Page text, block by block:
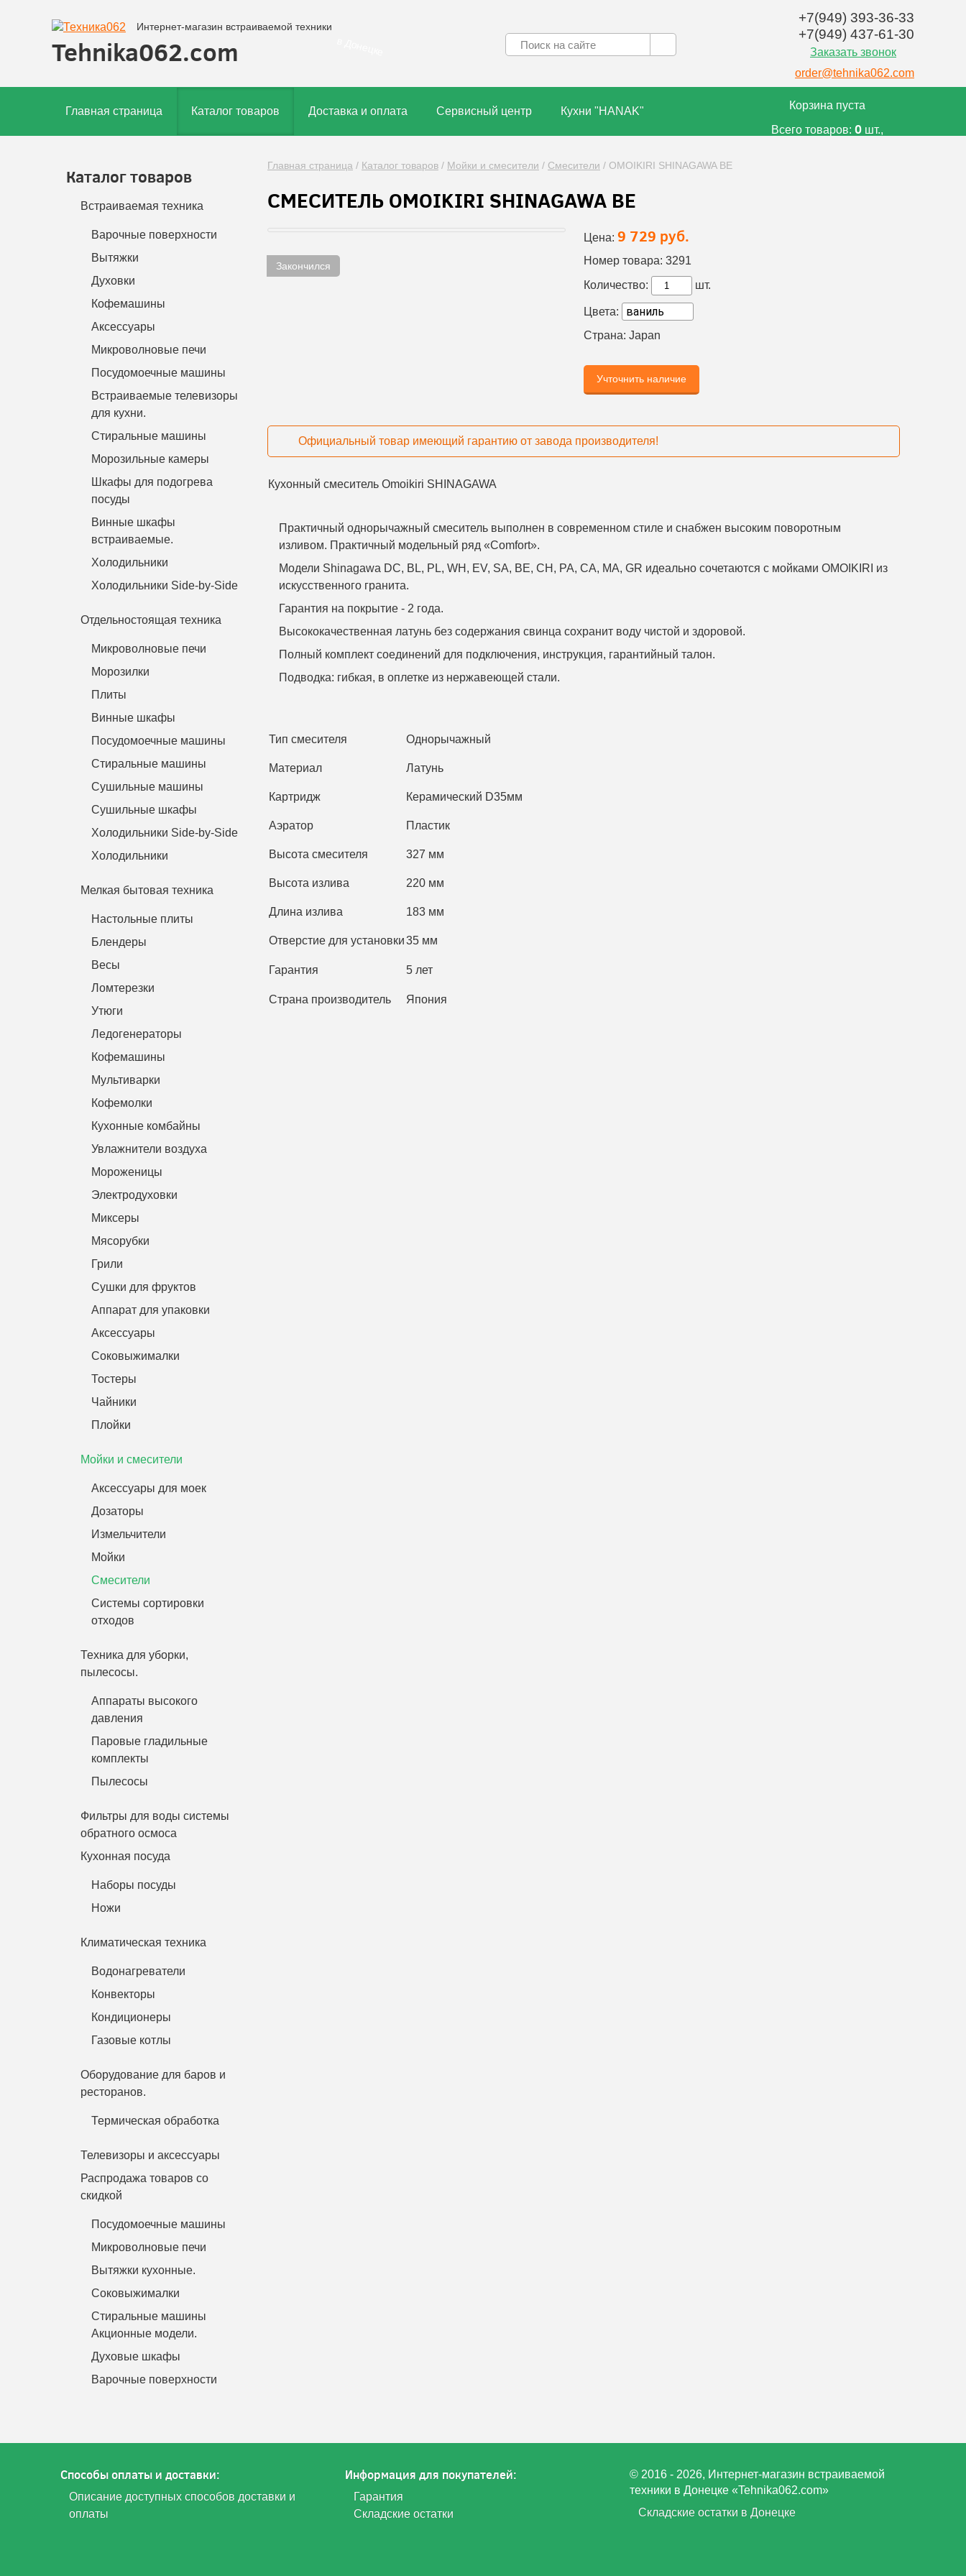
Интернет-магазин встраиваемой техники
Tehnika062.com
+7(949) 393-36-33
+7(949) 437-61-30
Заказать звонок
order@tehnika062.com
Главная страница Каталог товаров Доставка и оплата Сервисный центр Кухни "HANAK"
Корзина пуста
Всего товаров: 0шт.,
Главная страница / Каталог товаров / Мойки и смесители / Смесители / OMOIKIRI SHINAGAWA BE
СМЕСИТЕЛЬ OMOIKIRI SHINAGAWA BE
Закончился
Цена: 9 729 руб.
Номер товара: 3291
Количество:
шт.
Цвета:
Страна: Japan
Учточнить наличие
Официальный товар имеющий гарантию от завода производителя!
Кухонный смеситель Omoikiri SHINAGAWA
Практичный однорычажный смеситель выполнен в современном стиле и снабжен высоким поворотным
изливом. Практичный модельный ряд «Comfort».
Модели Shinagawa DC, BL, PL, WH, EV, SA, BE, CH, PA, CA, MA, GR идеально сочетаются с мой­ками OMOIKIRI из
искус­ственного гранита.
Гарантия на покрытие - 2 года.
Высококачественная латунь без содержания свинца сохранит воду чистой и здоровой.
Полный комплект соединений для подключения, инструкция, гарантийный талон.
Подводка: гибкая, в оплетке из нержавеющей стали.
Тип смесителя Однорычажный
Материал Латунь
Картридж Керамический D35мм
Аэратор Пластик
Высота смесителя 327 мм
Высота излива 220 мм
Длина излива 183 мм
Отверстие для установки35 мм
Гарантия 5 лет
Страна производитель Япония
Каталог товаров
Встраиваемая техника
Варочные поверхности
Вытяжки
Духовки
Кофемашины
Аксессуары
Микроволновые печи
Посудомоечные машины
Встраиваемые телевизоры
для кухни.
Стиральные машины
Морозильные камеры
Шкафы для подогрева
посуды
Винные шкафы
встраиваемые.
Холодильники
Холодильники Side-by-Side
Отдельностоящая техника
Микроволновые печи
Морозилки
Плиты
Винные шкафы
Посудомоечные машины
Стиральные машины
Сушильные машины
Сушильные шкафы
Холодильники Side-by-Side
Холодильники
Мелкая бытовая техника
Настольные плиты
Блендеры
Весы
Ломтерезки
Утюги
Ледогенераторы
Кофемашины
Мультиварки
Кофемолки
Кухонные комбайны
Увлажнители воздуха
Мороженицы
Электродуховки
Миксеры
Мясорубки
Грили
Сушки для фруктов
Аппарат для упаковки
Аксессуары
Соковыжималки
Тостеры
Чайники
Плойки
Мойки и смесители
Аксессуары для моек
Дозаторы
Измельчители
Мойки
Смесители
Системы сортировки
отходов
Техника для уборки,
пылесосы.
Аппараты высокого
давления
Паровые гладильные
комплекты
Пылесосы
Фильтры для воды системы
обратного осмоса
Кухонная посуда
Наборы посуды
Ножи
Климатическая техника
Водонагреватели
Конвекторы
Кондиционеры
Газовые котлы
Оборудование для баров и
ресторанов.
Термическая обработка
Телевизоры и аксессуары
Распродажа товаров со
скидкой
Посудомоечные машины
Микроволновые печи
Вытяжки кухонные.
Соковыжималки
Стиральные машины
Акционные модели.
Духовые шкафы
Варочные поверхности
Способы оплаты и доставки:
Описание доступных способов доставки и
оплаты
Информация для покупателей:
Гарантия
Складские остатки
© 2016 - 2026, Интернет-магазин встраиваемой
техники в Донецке «Tehnika062.com»
Складские остатки в Донецке